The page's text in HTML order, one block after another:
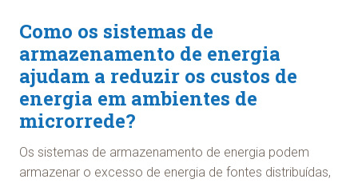
Como os sistemas de
armazenamento de energia
ajudam a reduzir os custos de
energia em ambientes de
microrrede?
Os sistemas de armazenamento de energia podem
armazenar o excesso de energia de fontes distribuídas,